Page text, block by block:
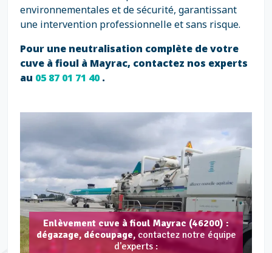
environnementales et de sécurité, garantissant
une intervention professionnelle et sans risque.
Pour une neutralisation complète de votre
cuve à fioul à Mayrac, contactez nos experts
au 05 87 01 71 40.
Enlèvement cuve à fioul Mayrac (46200) :
dégazage, découpage, contactez notre équipe
d'experts :